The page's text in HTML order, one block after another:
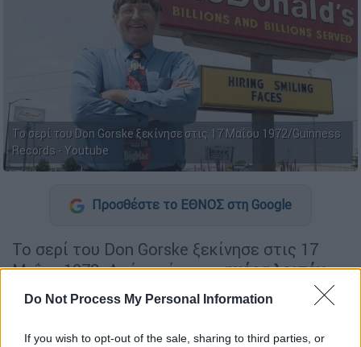
Do Not Process My Personal Information
If you wish to opt-out of the sale, sharing to third parties, or
Το σερί του Don Gorske ξεκίνησε στις 17 Μαΐου 1972/Guinness
Records - Youtube
Προσθέστε το ΕΘΝΟΣ στη Google
Το σερί του Don Gorske ξεκίνησε στις 17
Μαΐου 1972. Από εκείνη τηνημέρα λοιπόν
και για τις επόμενες 5 δεκαετίες ο
άνδρας
αυτός τρώει δύο Big Mac την ημέρα, το
διάσημο μπέργκερ των McDonald’s .